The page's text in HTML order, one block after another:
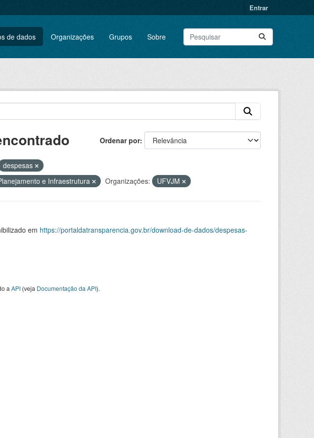
Entrar
de dados Organizações Grupos Sobre
Ordenar por
despesas
e Infraestrutura Organizações: UFVJM
em https://portaldatransparencia.gov.br/download-de-dados/despesas-
a API(veja Documentação da API).